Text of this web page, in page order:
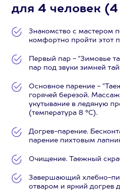
для 4 человек (4
Знакомство с мастером
комфортно пройти этот
Первый пар - "Зимовье
пар под звуки зимней
Основное парение -
горячей березой.
укутывание в ледяную
(температура 8 °C).
Догрев-парение.
парение пихтовым
Очищение. Таежный
Завершающий хлебно-
отваром и яркий догрев